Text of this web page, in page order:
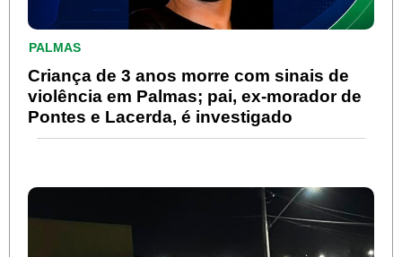
PALMAS
Criança de 3 anos morre com sinais de
violência em Palmas; pai, ex-morador de
Pontes e Lacerda, é investigado